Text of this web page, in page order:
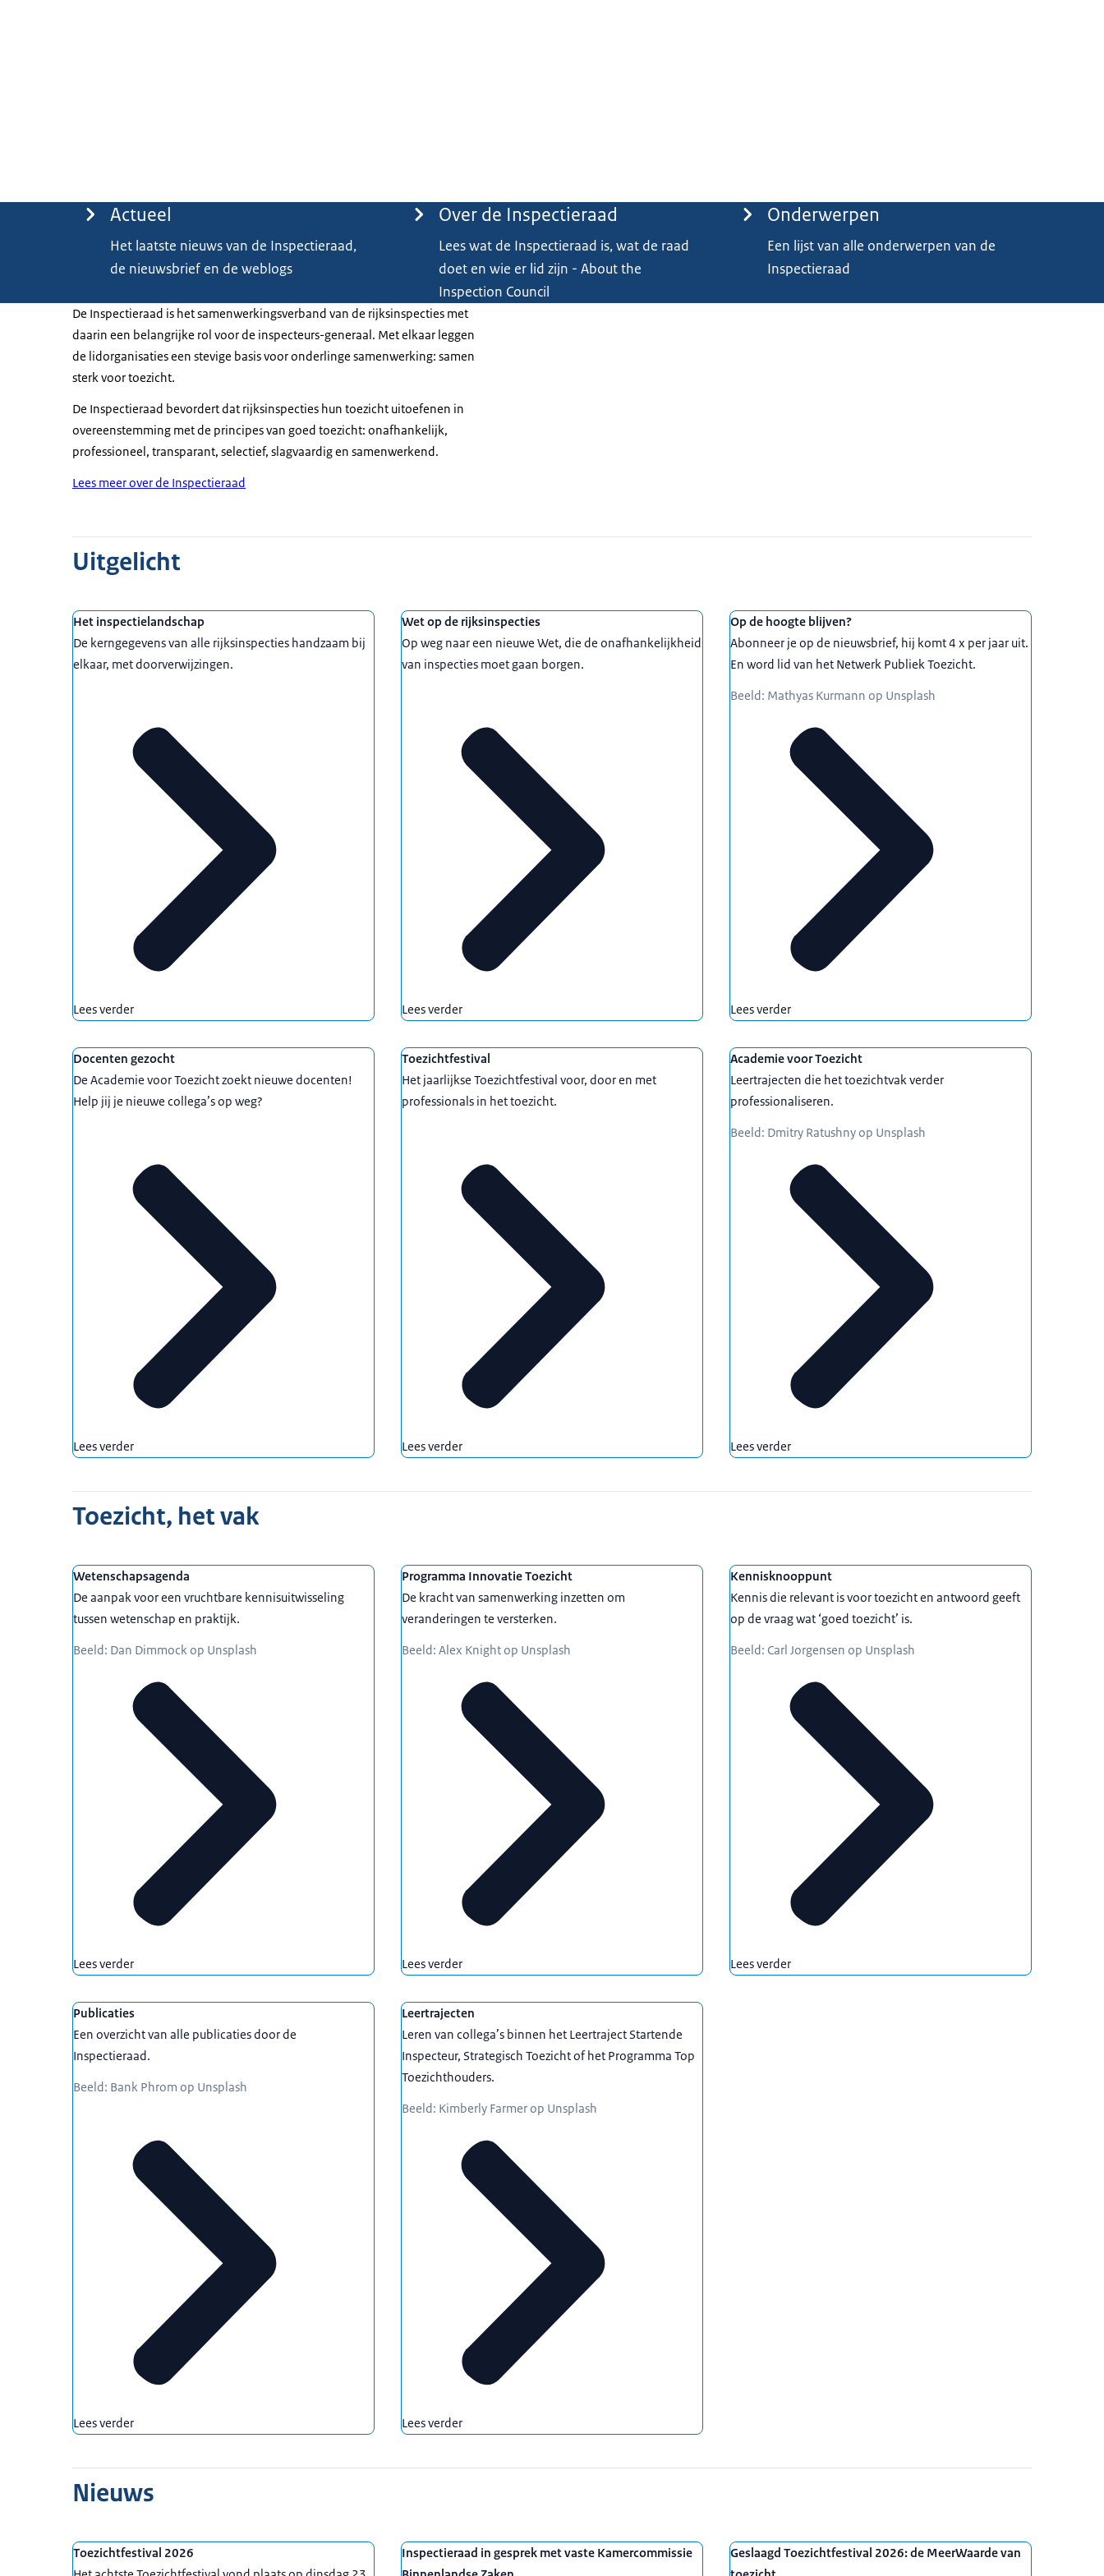
Actueel
Het laatste nieuws van de Inspectieraad,
de nieuwsbrief en de weblogs
Over de Inspectieraad
Lees wat de Inspectieraad is, wat de raad
doet en wie er lid zijn - About the
Inspection Council
Onderwerpen
Een lijst van alle onderwerpen van de
Inspectieraad
De Inspectieraad is het samenwerkingsverband van de rijksinspecties met
daarin een belangrijke rol voor de inspecteurs-generaal. Met elkaar leggen
de lidorganisaties een stevige basis voor onderlinge samenwerking: samen
sterk voor toezicht.
De Inspectieraad bevordert dat rijksinspecties hun toezicht uitoefenen in
overeenstemming met de principes van goed toezicht: onafhankelijk,
professioneel, transparant, selectief, slagvaardig en samenwerkend.
Lees meer over de Inspectieraad
Uitgelicht
Het inspectielandschap
De kerngegevens van alle rijksinspecties handzaam bij
elkaar, met doorverwijzingen.
Lees verder
Wet op de rijksinspecties
Op weg naar een nieuwe Wet, die de onafhankelijkheid
van inspecties moet gaan borgen.
Lees verder
Op de hoogte blijven?
Abonneer je op de nieuwsbrief, hij komt 4 x per jaar uit.
En word lid van het Netwerk Publiek Toezicht.
Beeld: Mathyas Kurmann op Unsplash
Lees verder
Docenten gezocht
De Academie voor Toezicht zoekt nieuwe docenten!
Help jij je nieuwe collega’s op weg?
Lees verder
Toezichtfestival
Het jaarlijkse Toezichtfestival voor, door en met
professionals in het toezicht.
Lees verder
Academie voor Toezicht
Leertrajecten die het toezichtvak verder
professionaliseren.
Beeld: Dmitry Ratushny op Unsplash
Lees verder
Toezicht, het vak
Wetenschapsagenda
De aanpak voor een vruchtbare kennisuitwisseling
tussen wetenschap en praktijk.
Beeld: Dan Dimmock op Unsplash
Lees verder
Programma Innovatie Toezicht
De kracht van samenwerking inzetten om
veranderingen te versterken.
Beeld: Alex Knight op Unsplash
Lees verder
Kennisknooppunt
Kennis die relevant is voor toezicht en antwoord geeft
op de vraag wat ‘goed toezicht’ is.
Beeld: Carl Jorgensen op Unsplash
Lees verder
Publicaties
Een overzicht van alle publicaties door de
Inspectieraad.
Beeld: Bank Phrom op Unsplash
Lees verder
Leertrajecten
Leren van collega’s binnen het Leertraject Startende
Inspecteur, Strategisch Toezicht of het Programma Top
Toezichthouders.
Beeld: Kimberly Farmer op Unsplash
Lees verder
Nieuws
Toezichtfestival 2026
Inspectieraad in gesprek met vaste Kamercommissie
Geslaagd Toezichtfestival 2026: de MeerWaarde van